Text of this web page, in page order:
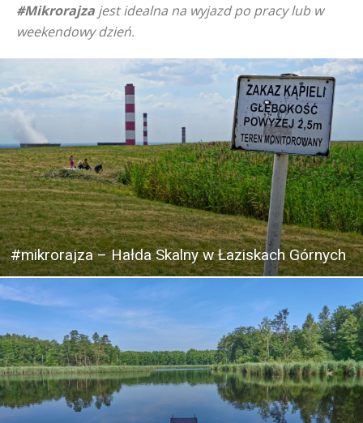
#Mikrorajza jest idealna na wyjazd po pracy lub w
weekendowy dzień.
#mikrorajza – Hałda Skalny w Łaziskach Górnych